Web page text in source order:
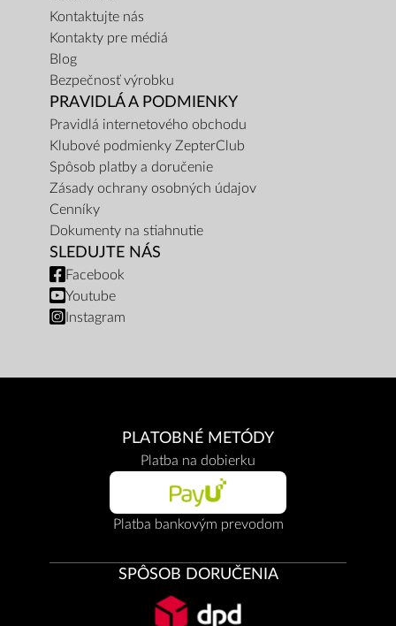
Kontaktujte nás
Kontakty pre médiá
Blog
Bezpečnosť výrobku
PRAVIDLÁ A PODMIENKY
Pravidlá internetového obchodu
Klubové podmienky ZepterClub
Spôsob platby a doručenie
Zásady ochrany osobných údajov
Cenníky
Dokumenty na stiahnutie
SLEDUJTE NÁS
Facebook
Youtube
Instagram
PLATOBNÉ METÓDY
Platba na dobierku
Platba bankovým prevodom
SPÔSOB DORUČENIA